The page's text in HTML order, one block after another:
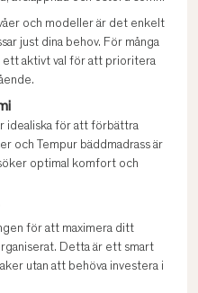
och modeller är det enkelt
just dina behov. För många
ett aktivt val för att prioritera
idealiska för att förbättra
och Tempur bäddmadrass är
optimal komfort och
för att maximera ditt
Detta är ett smart
utan att behöva investera i